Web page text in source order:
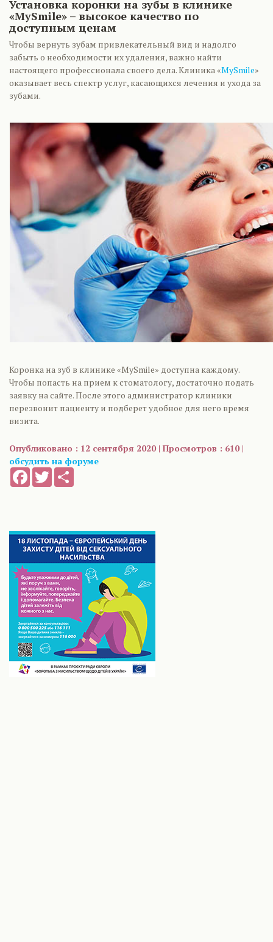
Установка коронки на зубы в клинике
«MySmile» – высокое качество по
доступным ценам
Чтобы вернуть зубам привлекательный вид и надолго
забыть о необходимости их удаления, важно найти
настоящего профессионала своего дела. Клиника «MySmile»
оказывает весь спектр услуг, касающихся лечения и ухода за
зубами.
Коронка на зуб в клинике «MySmile» доступна каждому.
Чтобы попасть на прием к стоматологу, достаточно подать
заявку на сайте. После этого администратор клиники
перезвонит пациенту и подберет удобное для него время
визита.
Опубликовано : 12 сентября 2020 | Просмотров : 610 |
обсудить на форуме
FacebookTwitter